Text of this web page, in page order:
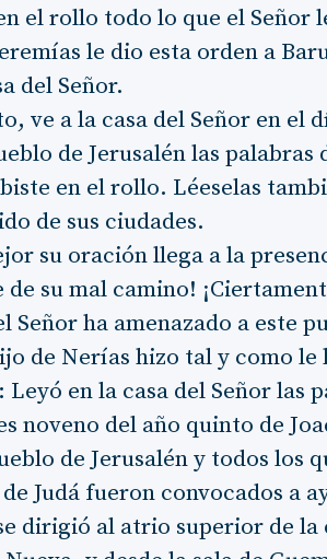
el rollo todo lo que el Señor
le dio esta orden a
del Señor.
ve a la casa del Señor en el
de Jerusalén las
en el rollo. Léeselas
de sus ciudades.
su oración llega a la
de su mal camino!
Señor ha amenazado a este
de Nerías hizo tal y como
Leyó en la casa del Señor las
noveno del año quinto de
de Jerusalén y todos los
Judá fueron convocados a
dirigió al atrio superior de la